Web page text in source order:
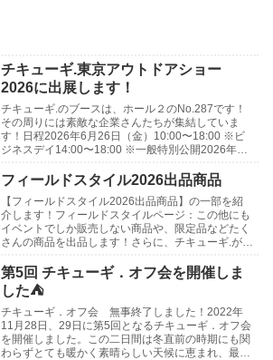
チキューギ.東京アウトドアショー
2026に出展します！
チキューギ.のブースは、ホール２のNo.287です！
その周りには素敵な企業さんたちが集結していま
す！日程2026年6月26日（金）10:00〜18:00 ※ビ
ジネスデイ14:00〜18:00 ※一般特別公開2026年6
フィールドスタイル2026出品商品
【フィールドスタイル2026出品商品】の一部を紹
介します！フィールドスタイルページ：この他にも
イベントでしか販売しない商品や、限定品などたく
さんの商品を出品します！さらに、チキューギ.が使
などの...
第5回 チキューギ．オフ会を開催しま
した⛺
チキューギ．オフ会 無事終了しました！2022年
11月28日、29日に第5回となるチキューギ．オフ会
を開催しました。この二日間は冬直前の時期にも関
わらずとても暖かく素晴らしい天候に恵まれ、最高